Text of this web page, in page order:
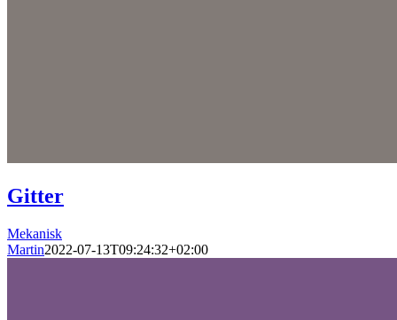
Gitter
Mekanisk
Martin2022-07-13T09:24:32+02:00